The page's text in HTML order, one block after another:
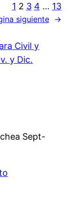
1 2 3 4 … 13
siguiente →
Civil y
y Dic.
Sept-